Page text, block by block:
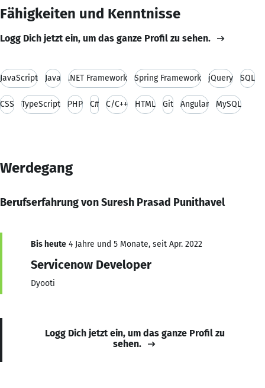
Fähigkeiten und Kenntnisse
Logg Dich jetzt ein, um das ganze Profil zu sehen.
JavaScript Java .NET Framework Spring Framework jQuery SQL
CSS TypeScript PHP C# C/C++ HTML Git Angular MySQL
Werdegang
Berufserfahrung von Suresh Prasad Punithavel
Bis heute 4 Jahre und 5 Monate, seit Apr. 2022
Servicenow Developer
Dyooti
Logg Dich jetzt ein, um das ganze Profil zu
sehen.